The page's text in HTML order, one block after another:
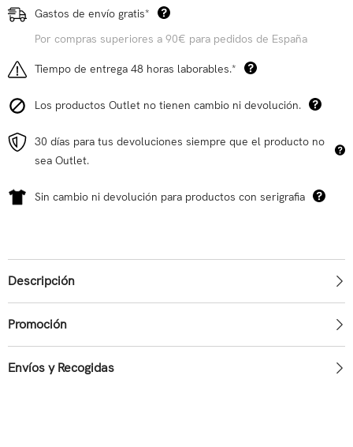
Gastos de envío gratis*
Por compras superiores a 90€ para pedidos de España
Tiempo de entrega 48 horas laborables.*
Los productos Outlet no tienen cambio ni devolución.
30 días para tus devoluciones siempre que el producto no
sea Outlet.
Sin cambio ni devolución para productos con serigrafia
Descripción
Promoción
Envíos y Recogidas